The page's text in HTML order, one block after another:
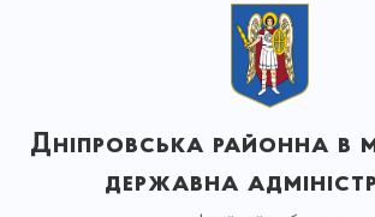
Дніпровська районна в
державна